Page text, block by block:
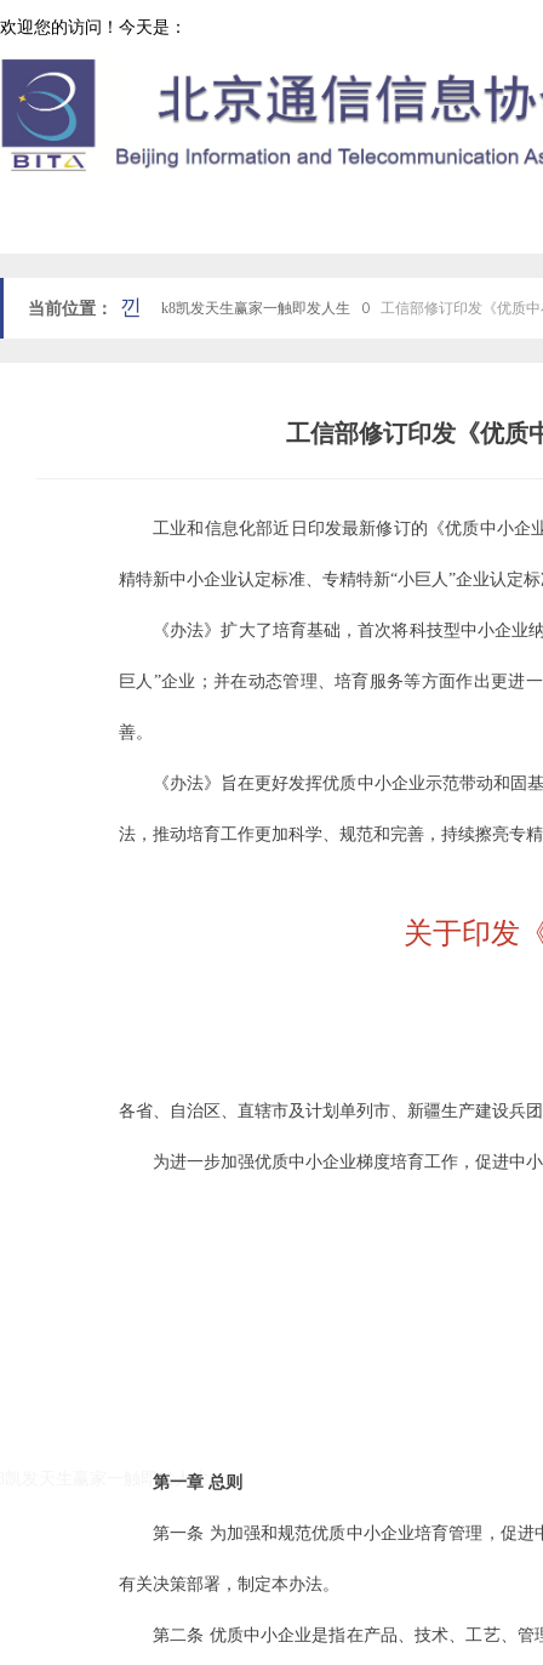
欢迎您的访问！今天是：
当前位置： k8凯发天生赢家一触即发人生 ꄲ 工信部修订印发《优质
낀
工信部修订印发《优质
工业和信息化部近日印发最新修订的《优质中小企
精特新中小企业认定标准、专精特新“小巨人”企业认定
《办法》扩大了培育基础，首次将科技型中小企
巨人”企业；并在动态管理、培育服务等方面作出更进
善。
《办法》旨在更好发挥优质中小企业示范带动和固
法，推动培育工作更加科学、规范和完善，持续擦亮专
关于印发
各省、自治区、直辖市及计划单列市、新疆生产建设兵
为进一步加强优质中小企业梯度培育工作，促进中
第一章 总则
第一条 为加强和规范优质中小企业培育管理，促
有关决策部署，制定本办法。
第二条 优质中小企业是指在产品、技术、工艺、
凯发天生赢家一触即发人生